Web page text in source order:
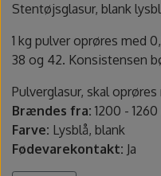
Amaco
Pensler
Spande,
Lerruller,
Stentøjsglasur, blank
1 kg pulver oprøres med
38 og 42. Konsistensen
Pulverglasur, skal oprøres
Brændes fra: 1200 -
Farve: Lysblå, blank
Fødevarekontakt: Ja
Sikkerhed: